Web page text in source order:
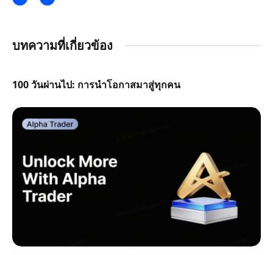
บทความที่เกี่ยวข้อง
100 วันผ่านไป: การนำโอกาสมาสู่ทุกคน